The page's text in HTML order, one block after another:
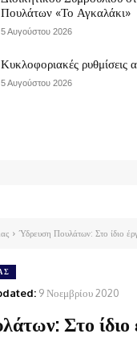
Πουλάτων «Το Αγκαλάκι»
5 Αυγούστου 2026
Κυκλοφοριακές ρυθμίσεις
5 Αυγούστου 2026